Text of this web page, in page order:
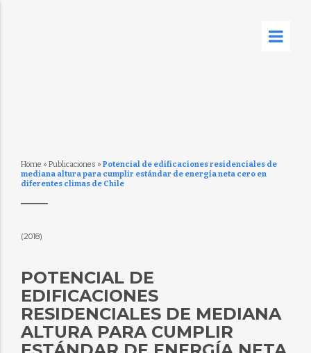
Home » Publicaciones » Potencial de edificaciones residenciales de
mediana altura para cumplir estándar de energía neta cero en
diferentes climas de Chile
(2018)
POTENCIAL DE
EDIFICACIONES
RESIDENCIALES DE MEDIANA
ALTURA PARA CUMPLIR